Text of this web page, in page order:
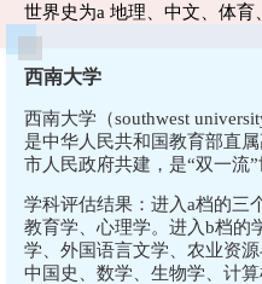
世界史为a 地理、中文、体育
西南大学
西南大学（southwest
是中华人民共和国教育部直
市人民政府共建，是“双一流
学科评估结果：进入a档的三
教育学、心理学。进入b档的
学、外国语言文学、农业资
中国史、数学、生物学、计